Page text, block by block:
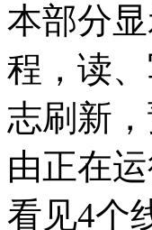
本部分
程，读
志刷新
由正在
看见4个